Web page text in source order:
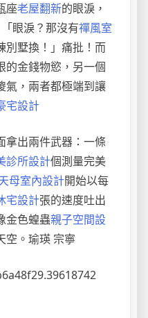
座老屋翻新的眼淚，
眼淚？那沒有禪風室
別墅換！」痛批！而
的金錢物慾，另一個
氣，兩者都極端到讓
宅設計
拿出兩件武器：一條
診所設計個測量完美
母室內設計開始以每
宅設計張的速度吐出
金色蝗蟲親子空間設
空。瑜瑛 宗寧